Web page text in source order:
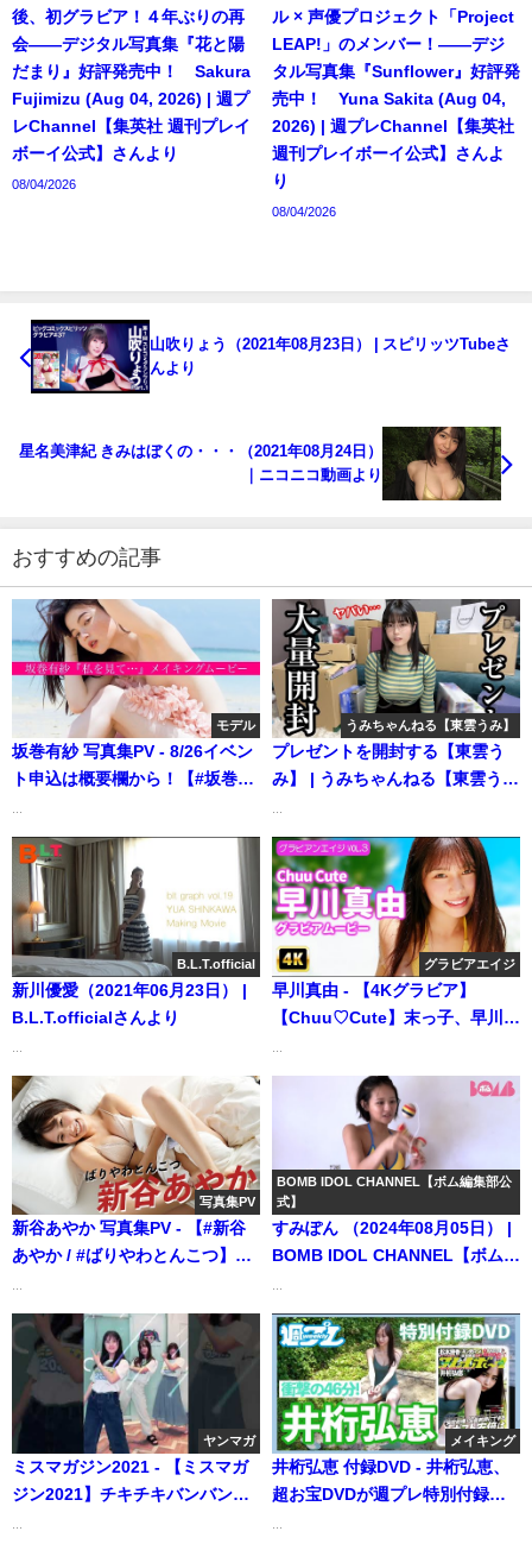
後、初グラビア！４年ぶりの再
会――デジタル写真集『花と陽
だまり』好評発売中！ Sakura
Fujimizu (Aug 04, 2026) | 週プ
レChannel【集英社 週刊プレイ
ボーイ公式】さんより
08/04/2026
ル × 声優プロジェクト「Project
LEAP!」のメンバー！――デジ
タル写真集『Sunflower』好評発
売中！ Yuna Sakita (Aug 04,
2026) | 週プレChannel【集英社
週刊プレイボーイ公式】さんよ
り
08/04/2026
山吹りょう（2021年08月23日） | スピリッツTubeさ
んより
星名美津紀 きみはぼくの・・・（2021年08月24日）
｜ニコニコ動画より
おすすめの記事
モデル
坂巻有紗 写真集PV - 8/26イベン
ト申込は概要欄から！【#坂巻有
8/26ついに発売！ ーAlisa
Sakamaki（2024年08月22日） |
週プレChannel【集英社 週刊プ
レイボーイ公式】さんより
うみちゃんねる【東雲うみ】
プレゼントを開封する【東雲う
み】 | うみちゃんねる【東雲う
B.L.T.official
新川優愛（2021年06月23日） |
B.L.T.officialさんより
グラビアエイジ
早川真由 - 【4Kグラビア】
【Chuu♡Cute】末っ子、早川真
惚れ注意！【メイキング】 (Nov
30, 2025) | グラビアンエイジ
ch【KADOKAWAドラゴンエイ
ジ公式CH】さんより
写真集PV
新谷あやか 写真集PV - 【#新谷
あやか / #ばりやわとんこつ】
グラビア！ Ayaka
Shinya（2023年06月05日） | 週
プレChannel【集英社 週刊プレ
イボーイ公式】さんより
...
BOMB IDOL CHANNEL【ボム編集部公
式】
すみぽん （2024年08月05日） |
BOMB IDOL CHANNEL【ボム編
...
ヤンマガ
ミスマガジン2021 - 【ミスマガ
ジン2021】チキチキバンバン踊
メイキング
井桁弘恵 付録DVD - 井桁弘恵、
超お宝DVDが週プレ特別付録に